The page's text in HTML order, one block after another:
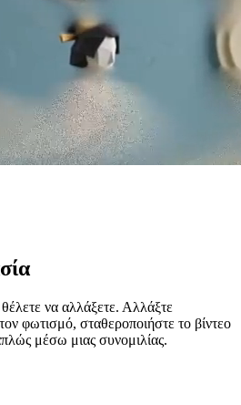
να αλλάξετε. Αλλάξτε
φωτισμό, σταθεροποιήστε το βίντεο
μέσω μιας συνομιλίας.